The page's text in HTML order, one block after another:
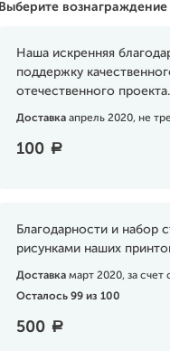
Выберите вознаграждение
Наша искренняя
поддержку
отечественного проекта.
Доставка апрель 2020, не
100 a
Благодарности и набор
рисунками наших
Доставка март 2020, за счет
Осталось 99 из 100
500 a